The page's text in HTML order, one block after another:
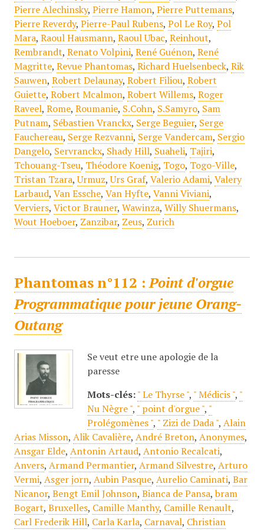
Pierre Alechinsky, Pierre Hamon, Pierre Puttemans,
Pierre Reverdy, Pierre-Paul Rubens, Pol Le Roy, Pol
Mara, Raoul Hausmann, Raoul Ubac, Reinhout,
Rembrandt, Renato Volpini, René Guénon, René
Magritte, Revue Phantomas, Richard Huelsenbeck, Rik
Sauwen, Robert Delaunay, Robert Filiou, Robert
Guiette, Robert Mcalmon, Robert Willems, Roger
Raveel, Rome, Roumanie, S.Cohn, S.Samyro, Sam
Putnam, Sébastien Vranckx, Serge Beguier, Serge
Fauchereau, Serge Rezvanni, Serge Vandercam, Sergio
Dangelo, Servranckx, Shady Hill, Suaheli, Tajiri,
Tchouang-Tseu, Théodore Koenig, Togo, Togo-Ville,
Tristan Tzara,Urmuz,Urs Graf, Valerio Adami, Valery
Larbaud, Van Essche, Van Hyfte, Vanni Viviani,
Verviers, Victor Brauner, Wawinza, Willy Shuermans,
Wout Hoeboer, Zanzibar, Zeus, Zurich
Phantomas n°112 :Point d'orgue
Programmatique pour jeune Orang-
Outang
Se veut etre une apologie de la
paresse
Mots-clés: " Le Thyrse ", " Médicis ", "
Nu Nègre ", " point d'orgue ", "
Prolégomènes ", " Zizi de Dada ", Alain
Arias Misson, Alik Cavalière, André Breton, Anonymes,
Ansgar Elde, Antonin Artaud, Antonio Recalcati,
Anvers, Armand Permantier, Armand Silvestre, Arturo
Vermi, Asger jorn, Aubin Pasque, Aurelio Caminati, Bar
Nicanor, Bengt Emil Johnson, Bianca de Pansa,bram
Bogart, Bruxelles, Camille Manthy, Camille Renault,
Carl Frederik Hill, Carla Karla, Carnaval, Christian